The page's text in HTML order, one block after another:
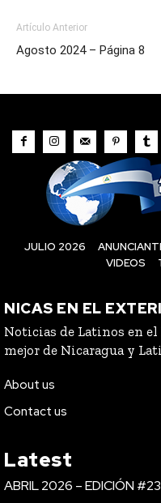
Artículo Anterior
Agosto 2024 – Página 8
JULIO 2026
VIDEOS
NICAS EN EL
Noticias de Latinos en
mejor de Nicaragua y
About us
Contact us
Latest
ABRIL 2026 – EDICIÓN